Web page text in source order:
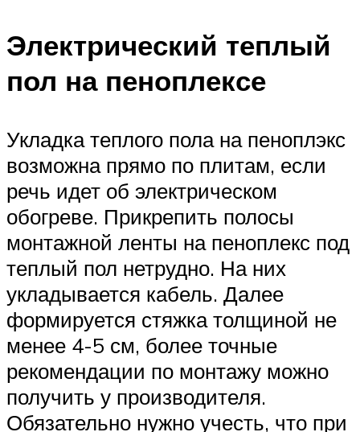
Электрический теплый
пол на пеноплексе
Укладка теплого пола на пеноплэкс
возможна прямо по плитам, если
речь идет об электрическом
обогреве. Прикрепить полосы
монтажной ленты на пеноплекс под
теплый пол нетрудно. На них
укладывается кабель. Далее
формируется стяжка толщиной не
менее 4-5 см, более точные
рекомендации по монтажу можно
получить у производителя.
Обязательно нужно учесть, что при